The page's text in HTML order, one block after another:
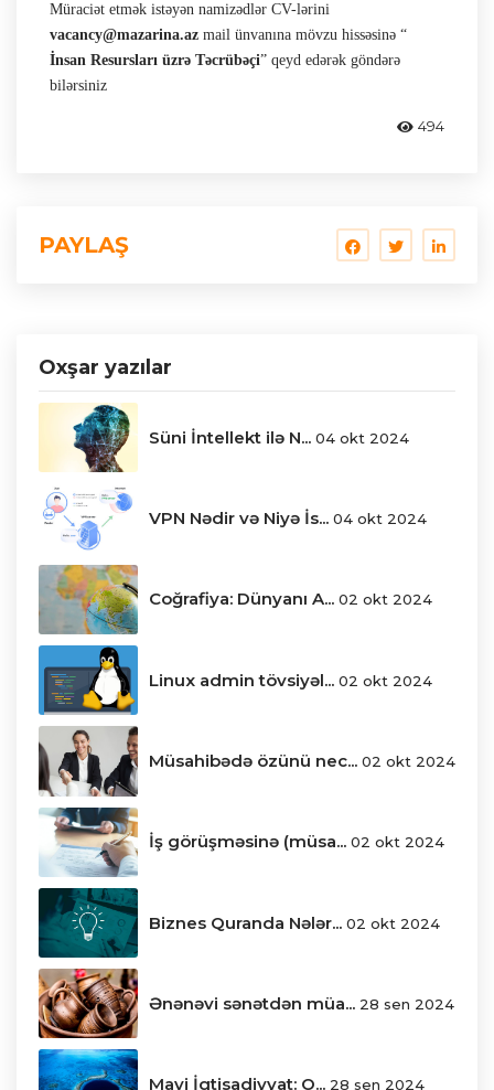
Müraciət etmək istəyən namizədlər CV-lərini
vacancy@mazarina.az mail ünvanına mövzu hissəsinə “
İnsan Resursları üzrə Təcrübəçi” qeyd edərək göndərə
bilərsiniz
494
PAYLAŞ
Oxşar yazılar
Süni İntellekt ilə N... 04 okt 2024
VPN Nədir və Niyə İs... 04 okt 2024
Coğrafiya: Dünyanı A... 02 okt 2024
Linux admin tövsiyəl... 02 okt 2024
Müsahibədə özünü nec... 02 okt 2024
İş görüşməsinə (müsa... 02 okt 2024
Biznes Quranda Nələr... 02 okt 2024
Ənənəvi sənətdən müa... 28 sen 2024
Mavi İqtisadiyyat: O... 28 sen 2024